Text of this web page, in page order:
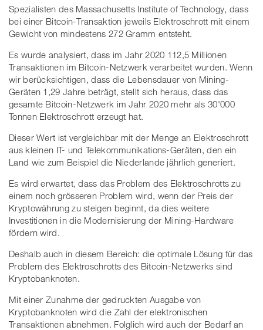
Spezialisten des Massachusetts Institute of Technology, dass
bei einer Bitcoin-Transaktion jeweils Elektroschrott mit einem
Gewicht von mindestens 272 Gramm entsteht.
Es wurde analysiert, dass im Jahr 2020 112,5 Millionen
Transaktionen im Bitcoin-Netzwerk verarbeitet wurden. Wenn
wir berücksichtigen, dass die Lebensdauer von Mining-
Geräten 1,29 Jahre beträgt, stellt sich heraus, dass das
gesamte Bitcoin-Netzwerk im Jahr 2020 mehr als 30'000
Tonnen Elektroschrott erzeugt hat.
Dieser Wert ist vergleichbar mit der Menge an Elektroschrott
aus kleinen IT- und Telekommunikations-Geräten, den ein
Land wie zum Beispiel die Niederlande jährlich generiert.
Es wird erwartet, dass das Problem des Elektroschrotts zu
einem noch grösseren Problem wird, wenn der Preis der
Kryptowährung zu steigen beginnt, da dies weitere
Investitionen in die Modernisierung der Mining-Hardware
fördern wird.
Deshalb auch in diesem Bereich: die optimale Lösung für das
Problem des Elektroschrotts des Bitcoin-Netzwerks sind
Kryptobanknoten.
Mit einer Zunahme der gedruckten Ausgabe von
Kryptobanknoten wird die Zahl der elektronischen
Transaktionen abnehmen. Folglich wird auch der Bedarf an